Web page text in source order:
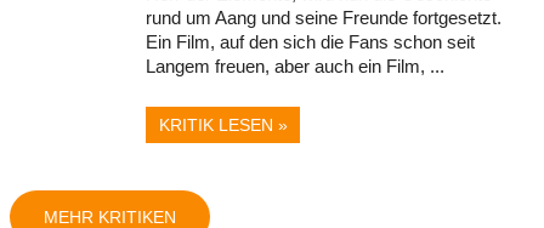
rund um Aang und seine Freunde fortgesetzt.
Ein Film, auf den sich die Fans schon seit
Langem freuen, aber auch ein Film, ...
KRITIK LESEN »
MEHR KRITIKEN